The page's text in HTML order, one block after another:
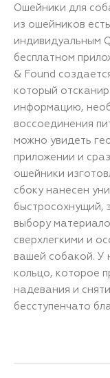
Ошейники для
из ошейников
индивидуальным
бесплатном
& Found
который
информацию,
воссоединения
можно увидеть
приложении и
ошейники
сбоку нанесен
быстросохнущий,
выбору
сверхлегкими и
вашей собакой. У
кольцо, которое
надевания и
бесступенчато